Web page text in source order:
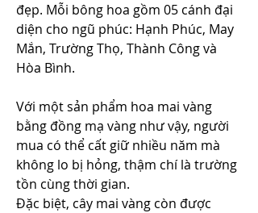
đẹp. Mỗi bông hoa gồm 05 cánh đại
diện cho ngũ phúc: Hạnh Phúc, May
Mắn, Trường Thọ, Thành Công và
Hòa Bình.
Với một sản phẩm hoa mai vàng
bằng đồng mạ vàng như vậy, người
mua có thể cất giữ nhiều năm mà
không lo bị hỏng, thậm chí là trường
tồn cùng thời gian.
Đặc biệt, cây mai vàng còn được